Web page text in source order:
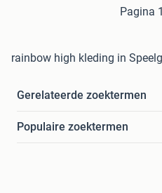
Pagina
rainbow high kleding in
Gerelateerde zoektermen
Populaire zoektermen